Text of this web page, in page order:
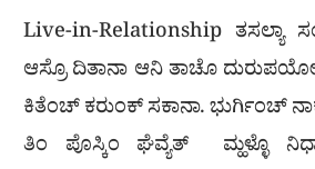
Live-in-Relationship ತಸಲ್ಯಾ
ಆಸ್ರೊ ದಿತಾನಾ ಆನಿ ತಾಚೊ
ಕಿತೆಂಚ್ ಕರುಂಕ್ ಸಕಾನಾ. ಭುರ್ಗಿಂಚ್
ತಿಂ ಪೊಸ್ಕಿಂ ಘೆವ್ಯೆತ್ ಮ್ಹಳ್ಳೊ